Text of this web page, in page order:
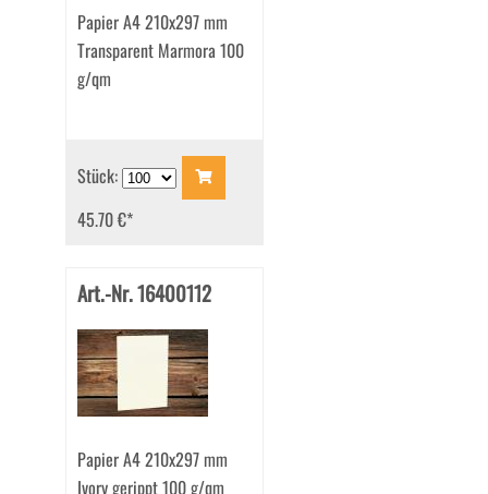
Papier A4 210x297 mm
Transparent Marmora 100
g/qm
Stück:
45.70 €*
Art.-Nr. 16400112
Papier A4 210x297 mm
Ivory gerippt 100 g/qm